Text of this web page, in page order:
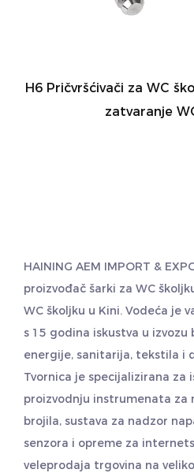
H6 Pričvršćivači za WC
zatvaranje
HAINING AEM IMPORT &
proizvođač šarki za WC
WC školjku u Kini. Vodeća je
s 15 godina iskustva u
energije, sanitarija, tekstila i
Tvornica je specijalizirana za
proizvodnju instrumenata za
brojila, sustava za nadzor
senzora i opreme za
veleprodaja trgovina na